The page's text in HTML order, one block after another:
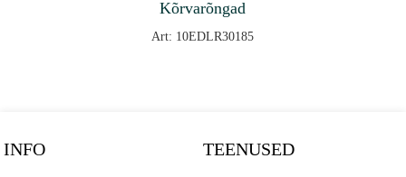
Kõrvarõngad
Art: 10EDLR30185
INFO TEENUSED